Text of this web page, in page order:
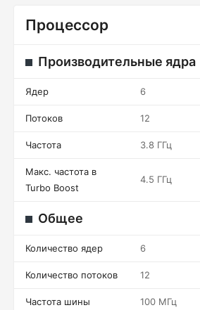
Процессор
Производительные ядра
Ядер 6
Потоков 12
Частота 3.8 ГГц
Макс. частота в
Turbo Boost
4.5 ГГц
Общее
Количество ядер 6
Количество потоков 12
Частота шины 100 МГц